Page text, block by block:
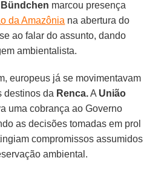
marcou presença
da Amazônia na abertura do
ao falar do assunto, dando
ambientalista.
europeus já se movimentavam
destinos da Renca.A União
uma cobrança ao Governo
as decisões tomadas em prol
compromissos assumidos
ambiental.